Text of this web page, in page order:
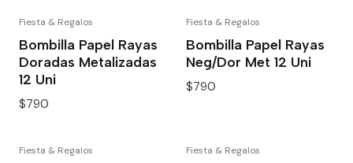
Fiesta & Regalos
Bombilla Papel Rayas
Doradas Metalizadas
12 Uni
$790
Fiesta & Regalos
Bombilla Papel Rayas
Neg/Dor Met 12 Uni
$790
Fiesta & Regalos Fiesta & Regalos